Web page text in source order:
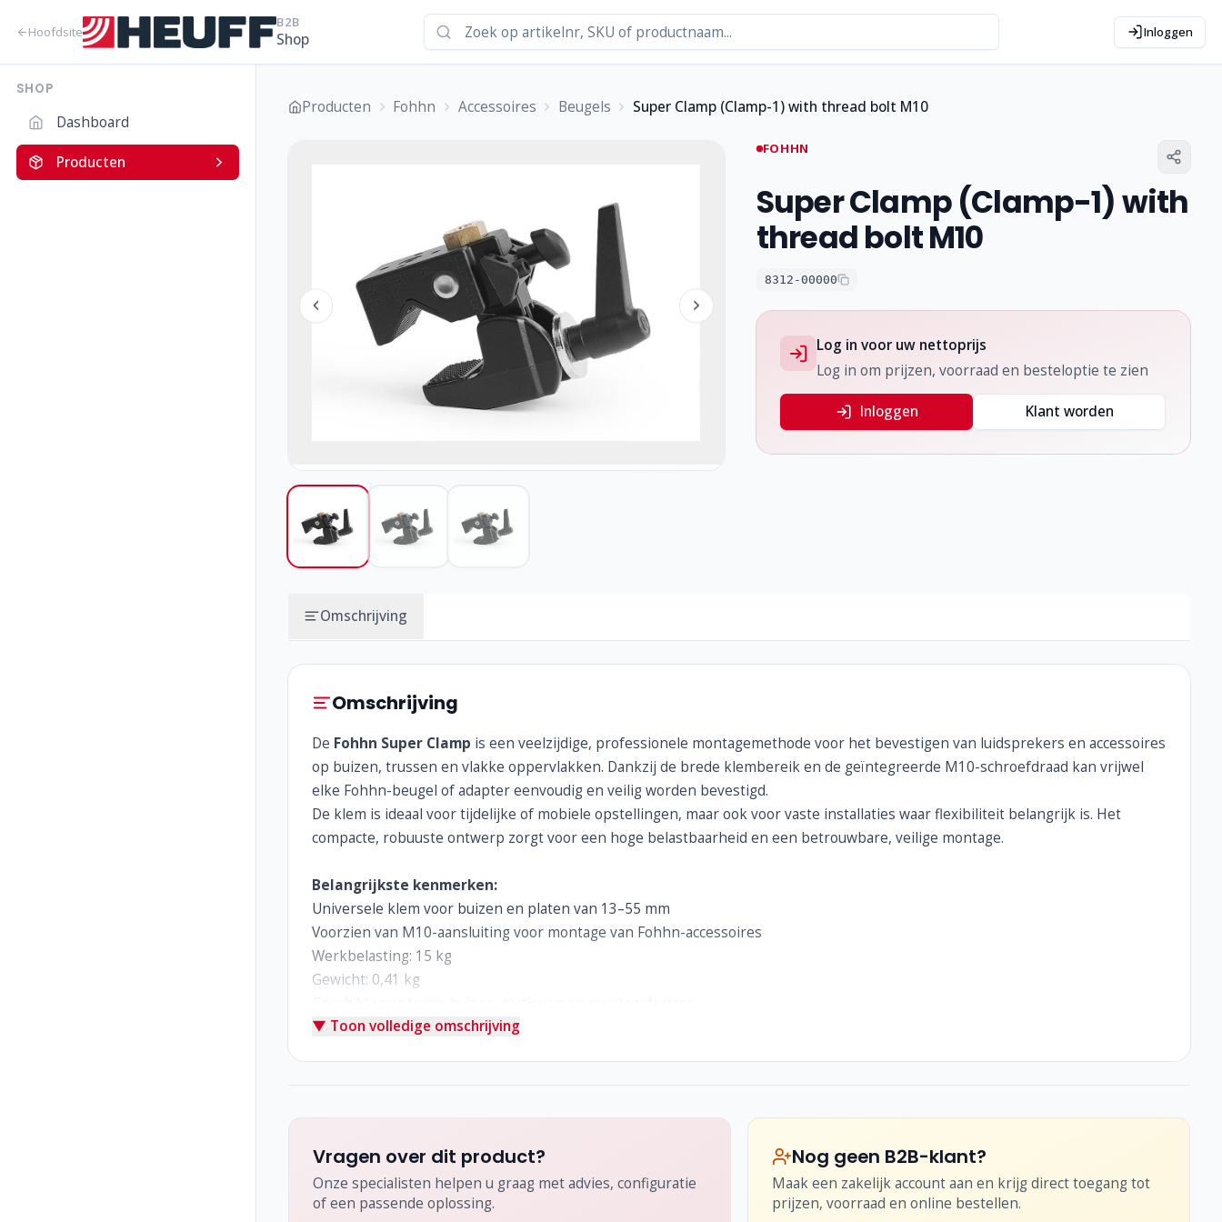
Hoofdsite
B2B
Shop Inloggen
SHOP
Dashboard
Producten
Producten Fohhn Accessoires Beugels Super Clamp (Clamp-1) with thread bolt M10
FOHHN
Super Clamp (Clamp-1) with
thread bolt M10
8312-00000
Log in voor uw nettoprijs
Log in om prijzen, voorraad en besteloptie te zien
Inloggen Klant worden
Omschrijving
Omschrijving
De Fohhn Super Clamp is een veelzijdige, professionele montagemethode voor het bevestigen van luidsprekers en accessoires
op buizen, trussen en vlakke oppervlakken. Dankzij de brede klembereik en de geïntegreerde M10-schroefdraad kan vrijwel
elke Fohhn-beugel of adapter eenvoudig en veilig worden bevestigd.
De klem is ideaal voor tijdelijke of mobiele opstellingen, maar ook voor vaste installaties waar flexibiliteit belangrijk is. Het
compacte, robuuste ontwerp zorgt voor een hoge belastbaarheid en een betrouwbare, veilige montage.
Belangrijkste kenmerken:
Universele klem voor buizen en platen van 13–55 mm
Voorzien van M10-aansluiting voor montage van Fohhn-accessoires
Werkbelasting: 15 kg
Gewicht: 0,41 kg
Compact, licht en zeer robuust
Alle situaties waar snelle en flexibele montage nodig is
▼ Toon volledige omschrijving
Vragen over dit product?
Onze specialisten helpen u graag met advies, configuratie
of een passende oplossing.
Nog geen B2B-klant?
Maak een zakelijk account aan en krijg direct toegang tot
prijzen, voorraad en online bestellen.